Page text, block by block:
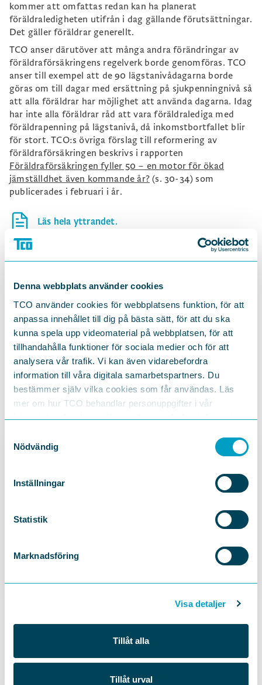
Denna webbplats använder cookies
TCO använder cookies för webbplatsens funktion, för att
anpassa innehållet till dig på bästa sätt, för att du ska
kunna spela upp videomaterial på webbplatsen, för att
tillhandahålla funktioner för sociala medier och för att
analysera vår trafik. Vi kan även vidarebefordra
information till våra digitala samarbetspartners. Du
bestämmer själv vilka cookies som får användas. Läs
mer om hur TCO behandlar personuppgifter i vår
integritetspolicyhttps://tco.se/om-tco/gdpr-information
Nödvändig
Inställningar
Statistik
Marknadsföring
Visa detaljer
Tillåt alla
Tillåt urval
kommer att omfattas redan kan ha planerat
föräldraledigheten utifrån i dag gällande förutsättningar.
Det gäller föräldrar generellt.
TCO anser därutöver att många andra förändringar av
föräldraförsäkringens regelverk borde genomföras. TCO
anser till exempel att de 90 lägstanivådagarna borde
göras om till dagar med ersättning på sjukpenningnivå så
att alla föräldrar har möjlighet att använda dagarna. Idag
har inte alla föräldrar råd att vara föräldralediga med
föräldrapenning på lägstanivå, då inkomstbortfallet blir
för stort. TCO:s övriga förslag till reformering av
föräldraförsäkringen beskrivs i rapporten
Föräldraförsäkringen fyller 50 – en motor för ökad
jämställdhet även kommande år? (s. 30-34) som
publicerades i februari i år.
Läs hela yttrandet.
Therese Svanström, Ordförande
Åsa Forsell, Utredare